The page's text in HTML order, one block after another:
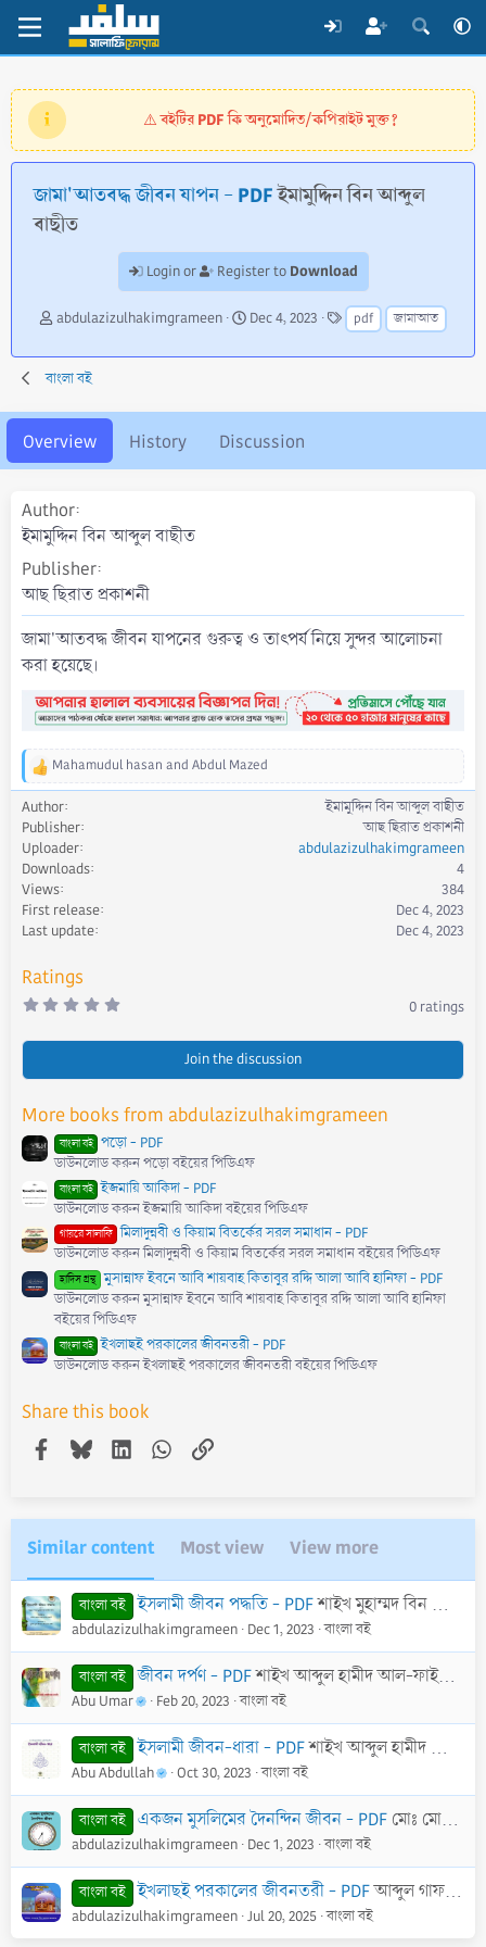
⚠️বইটির PDF কি অনুমোদিত/কপিরাইট মুক্ত?
জামা'আতবদ্ধ জীবন যাপন - PDFইমামুদ্দিন বিন আব্দুল
বাছীত
Login or Register to Download
A
t
h
r
abdulazizulhakimgrameen
C
e
i
o
Dec 4, 2023
T
a
g
pdf জামাআত
বাংলা বই
Overview History Discussion
Author
ইমামুদ্দিন বিন আব্দুল বাছীত
Publisher
আছ ছিরাত প্রকাশনী
জামা'আতবদ্ধ জীবন যাপনের গুরুত্ব ও তাৎপর্য নিয়ে সুন্দর আলোচনা
করা হয়েছে।
R
e
a
c
t
i
o
n
s
Mahamudul hasan and Abdul Mazed
Author
ইমামুদ্দিন বিন আব্দুল বাছীত
Publisher
আছ ছিরাত প্রকাশনী
Uploader
abdulazizulhakimgrameen
Downloads
4
Views
384
First release
Dec 4, 2023
Last update
Dec 4, 2023
Ratings
0
0
(
)
0 ratings
Join the discussion
More books from abdulazizulhakimgrameen
বাংলা বই পড়ো - PDF
ডাউনলোড করুন পড়ো বইয়ের পিডিএফ
বাংলা বই ইজমায়ি আকিদা - PDF
ডাউনলোড করুন ইজমায়ি আকিদা বইয়ের পিডিএফ
গায়রে সালাফি মিলাদুন্নবী ও কিয়াম বিতর্কের সরল সমাধান - PDF
ডাউনলোড করুন মিলাদুন্নবী ও কিয়াম বিতর্কের সরল সমাধান বইয়ের পিডিএফ
হাদিস গ্রন্থ মুসান্নাফ ইবনে আবি শায়বাহ কিতাবুর রদ্দি আলা আবি হানিফা - PDF
ডাউনলোড করুন মুসান্নাফ ইবনে আবি শায়বাহ কিতাবুর রদ্দি আলা আবি হানিফা
বইয়ের পিডিএফ
বাংলা বই ইখলাছই পরকালের জীবনতরী - PDF
ডাউনলোড করুন ইখলাছই পরকালের জীবনতরী বইয়ের পিডিএফ
Share this book
Facebook
BlueskyLinkedInWhatsApp
Link
Similar content Most view View more
বাংলা বই ইসলামী জীবন পদ্ধতি - PDFশাইখ মুহাম্মদ বিন জামীল যাইনু
abdulazizulhakimgrameen Dec 1, 2023 বাংলা বই
বাংলা বই জীবন দর্পণ - PDFশাইখ আব্দুল হামীদ আল-ফাইযী আল-মাদানী।
Abu Umar Feb 20, 2023 বাংলা বই
বাংলা বই ইসলামী জীবন-ধারা - PDFশাইখ আব্দুল হামীদ আল-ফাইযী আল-মাদানী
Abu Abdullah Oct 30, 2023 বাংলা বই
বাংলা বই একজন মুসলিমের দৈনন্দিন জীবন - PDF মোঃ মোশফিকুর রহমান
abdulazizulhakimgrameen Dec 1, 2023 বাংলা বই
বাংলা বই ইখলাছই পরকালের জীবনতরী - PDFআব্দুল গাফফার বিন আব্দুর রাযযাক
abdulazizulhakimgrameen Jul 20, 2025 বাংলা বই